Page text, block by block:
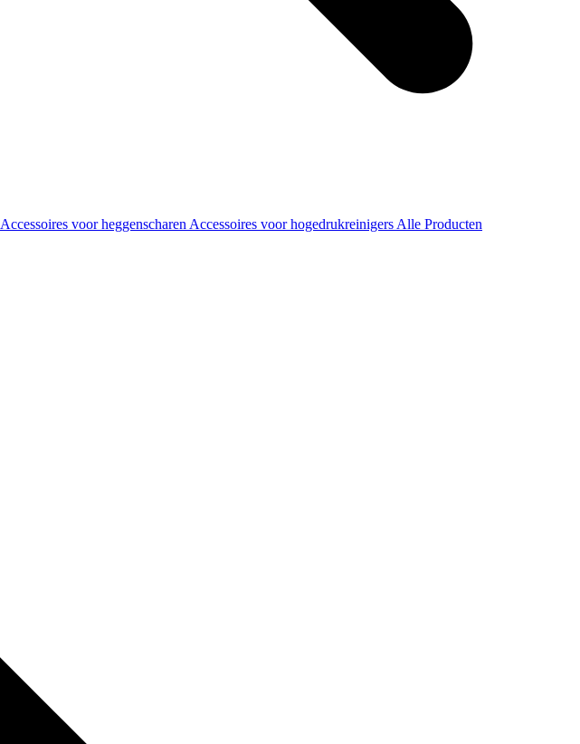
Accessoires voor heggenscharen Accessoires voor hogedrukreinigers Alle Producten